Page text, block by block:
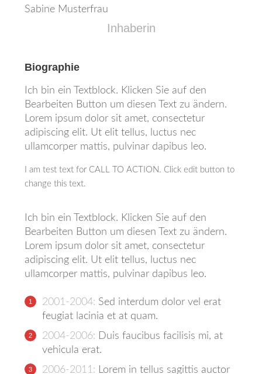
Sabine Musterfrau
Inhaberin
Biographie
Ich bin ein Textblock. Klicken Sie auf den
Bearbeiten Button um diesen Text zu ändern.
Lorem ipsum dolor sit amet, consectetur
adipiscing elit. Ut elit tellus, luctus nec
ullamcorper mattis, pulvinar dapibus leo.
I am test text for CALL TO ACTION. Click edit button to
change this text.
Ich bin ein Textblock. Klicken Sie auf den
Bearbeiten Button um diesen Text zu ändern.
Lorem ipsum dolor sit amet, consectetur
adipiscing elit. Ut elit tellus, luctus nec
ullamcorper mattis, pulvinar dapibus leo.
2001-2004: Sed interdum dolor vel erat
feugiat lacinia et at quam.
2004-2006: Duis faucibus facilisis mi, at
vehicula erat.
2006-2011: Lorem in tellus sagittis auctor